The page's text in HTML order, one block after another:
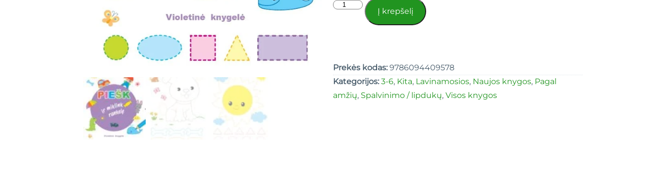
Į krepšelį
Prekės kodas: 9786094409578
Kategorijos: 3-6, Kita, Lavinamosios, Naujos knygos, Pagal
amžių, Spalvinimo / lipdukų, Visos knygos